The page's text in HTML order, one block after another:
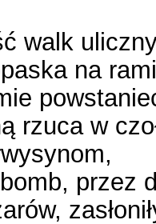
walk
na
rzuca w
przez